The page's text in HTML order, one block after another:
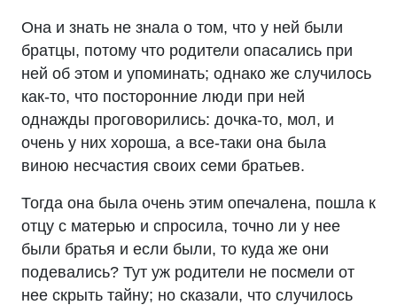
Она и знать не знала о том, что у ней были
братцы, потому что родители опасались при
ней об этом и упоминать; однако же случилось
как-то, что посторонние люди при ней
однажды проговорились: дочка-то, мол, и
очень у них хороша, а все-таки она была
виною несчастия своих семи братьев.
Тогда она была очень этим опечалена, пошла к
отцу с матерью и спросила, точно ли у нее
были братья и если были, то куда же они
подевались? Тут уж родители не посмели от
нее скрыть тайну; но сказали, что случилось